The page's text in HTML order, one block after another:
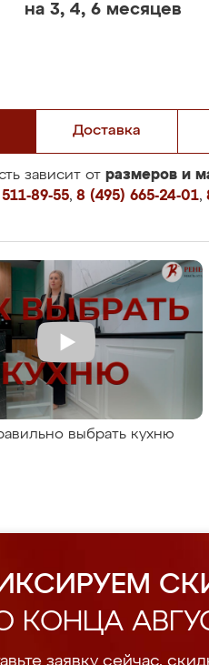
на 3, 4, 6 месяцев
Доставка
зависит от размеров и
89-55, 8 (495) 665-24-01,
выбрать кухню
КОНЦА
заявку сейчас,